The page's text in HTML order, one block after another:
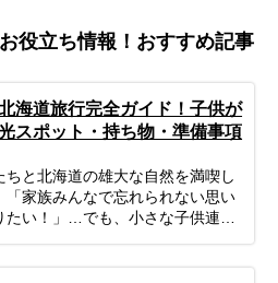
役立ち情報！おすすめ記事
海道旅行完全ガイド！子供が
スポット・持ち物・準備事項
ちと北海道の雄大な自然を満喫し
「家族みんなで忘れられない思い
たい！」…でも、小さな子供連れ